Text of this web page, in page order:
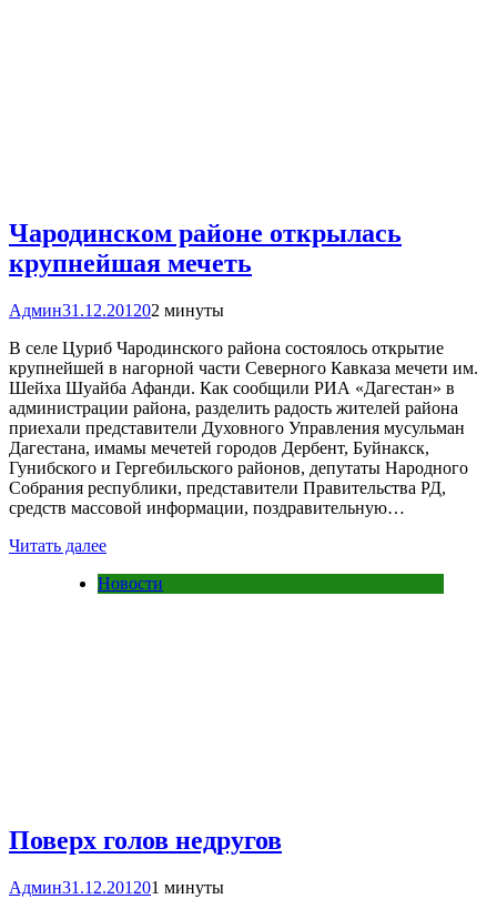
Чародинском районе открылась
крупнейшая мечеть
Админ31.12.201202 минуты
В селе Цуриб Чародинского района состоялось открытие
крупнейшей в нагорной части Северного Кавказа мечети им.
Шейха Шуайба Афанди. Как сообщили РИА «Дагестан» в
администрации района, разделить радость жителей района
приехали представители Духовного Управления мусульман
Дагестана, имамы мечетей городов Дербент, Буйнакск,
Гунибского и Гергебильского районов, депутаты Народного
Собрания республики, представители Правительства РД,
средств массовой информации, поздравительную…
Читать далее
Новости
Поверх голов недругов
Админ31.12.201201 минуты